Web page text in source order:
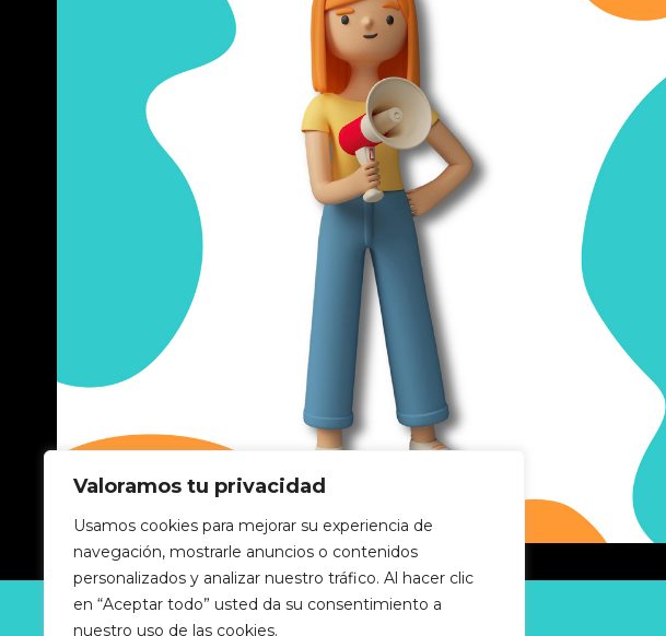
Valoramos tu privacidad
Usamos cookies para mejorar su experiencia de
navegación, mostrarle anuncios o contenidos
personalizados y analizar nuestro tráfico. Al hacer clic
en “Aceptar todo” usted da su consentimiento a
nuestro uso de las cookies.
GUIA-INDUSTRIAL © 2025 Todos los derechos reservados